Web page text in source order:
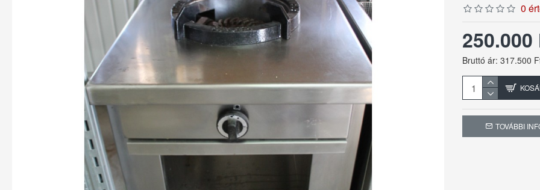
Garancia: 6 hónap
0
250.000
Bruttó ár: 317.500
TOVÁBBI